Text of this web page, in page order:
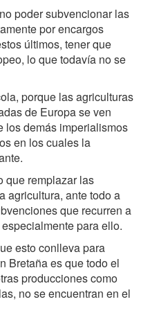
poder subvencionar las
por encargos
últimos, tener que
lo que todavía no se
porque las agriculturas
de Europa se ven
los demás imperialismos
en los cuales la
que remplazar las
agricultura, ante todo a
que recurren a
para ello.
esto conlleva para
Bretaña es que todo el
producciones como
no se encuentran en el